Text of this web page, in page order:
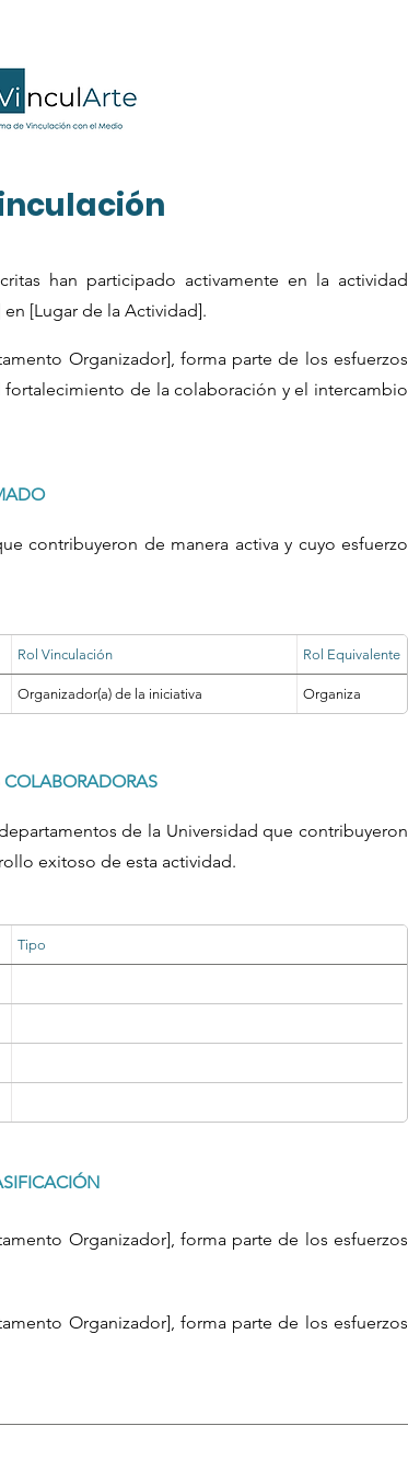
han participado activamente en la actividad
[Lugar de la Actividad].
Organizador], forma parte de los esfuerzos
de la colaboración y el intercambio
contribuyeron de manera activa y cuyo esfuerzo
Rol Vinculación Rol Equivalente
Organizador(a) de la iniciativa Organiza
COLABORADORAS
de la Universidad que contribuyeron
exitoso de esta actividad.
Tipo
Organizador], forma parte de los esfuerzos
Organizador], forma parte de los esfuerzos